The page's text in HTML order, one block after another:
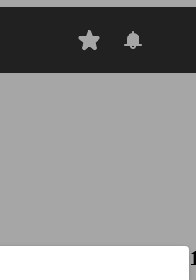
(01/2015-